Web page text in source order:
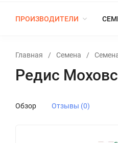
ПРОИЗВОДИТЕЛИ
Главная / Семена /
Редис
Обзор Отзывы (0)